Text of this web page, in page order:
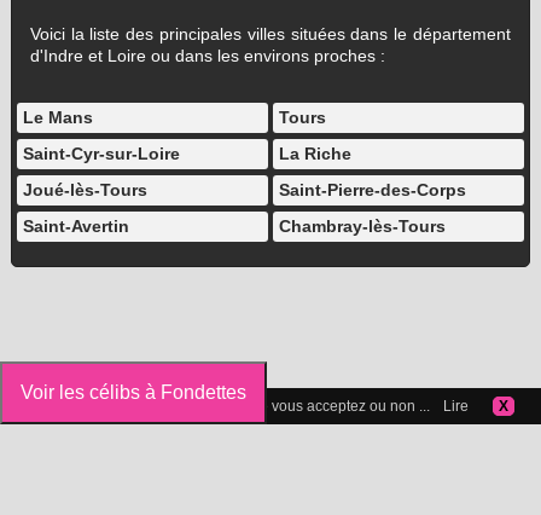
Voici la liste des principales villes situées dans le département
d'Indre et Loire ou dans les environs proches :
Le Mans
Tours
Saint-Cyr-sur-Loire
La Riche
Joué-lès-Tours
Saint-Pierre-des-Corps
Saint-Avertin
Chambray-lès-Tours
Voir les célibs à Fondettes
Vous pouvez gérer les cookies que vous acceptez ou non ... Lire X